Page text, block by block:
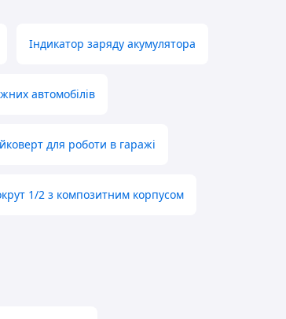
Індикатор заряду акумулятора
автомобілів
для роботи в гаражі
1/2 з композитним корпусом